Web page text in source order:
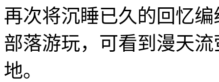
再次将沉睡已久的回忆
部落游玩，可看到漫天
地。